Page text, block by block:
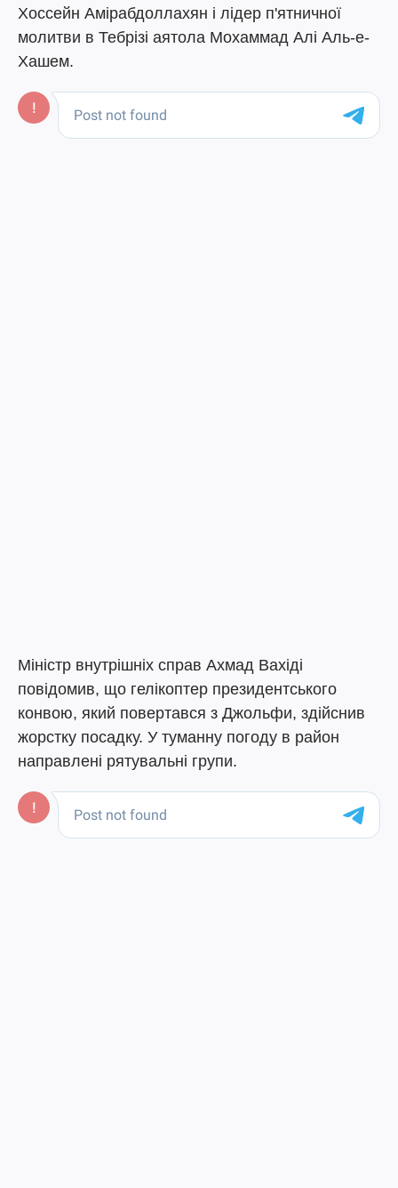
Хоссейн Амірабдоллахян і лідер п'ятничної
молитви в Тебрізі аятола Мохаммад Алі Аль-е-
Хашем.
Міністр внутрішніх справ Ахмад Вахіді
повідомив, що гелікоптер президентського
конвою, який повертався з Джольфи, здійснив
жорстку посадку. У туманну погоду в район
направлені рятувальні групи.